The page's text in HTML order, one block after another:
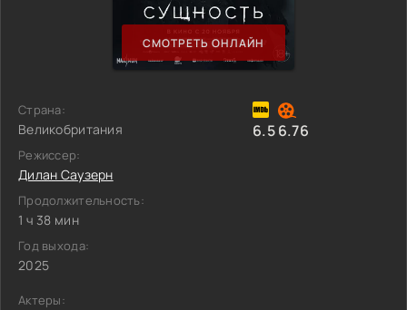
СМОТРЕТЬ ОНЛАЙН
Страна:
Великобритания
Режиссер:
Дилан Саузерн
Продолжительность:
1 ч 38 мин
Год выхода:
2025
6.56.76
Актеры: